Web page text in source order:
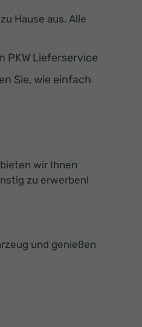
Hause aus. Alle
PKW Lieferservice
Sie, wie einfach
wir Ihnen
zu erwerben!
und genießen